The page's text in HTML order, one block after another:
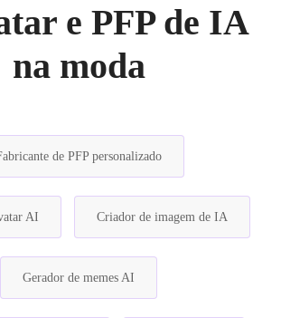
e PFP de IA
na moda
de PFP personalizado
AI Criador de imagem de IA
Gerador de memes AI